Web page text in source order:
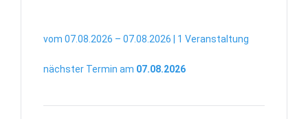
vom 07.08.2026 – 07.08.2026 | 1 Veranstaltung
nächster Termin am 07.08.2026